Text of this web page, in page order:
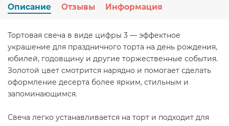
Описание Отзывы Информация
Тортовая свеча в виде цифры 3 — эффектное
украшение для праздничного торта на день рождения,
юбилей, годовщину и другие торжественные события.
Золотой цвет смотрится нарядно и помогает сделать
оформление десерта более ярким, стильным и
запоминающимся.
Свеча легко устанавливается на торт и подходит для